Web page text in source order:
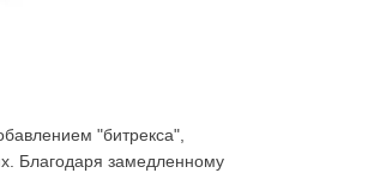
"битрекса",
Благодаря замедленному